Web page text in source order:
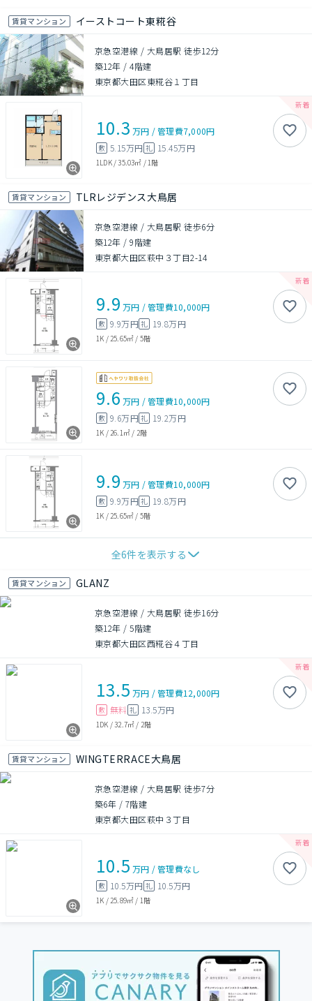
賃貸マンション イーストコート東糀谷
京急空港線 / 大鳥居駅 徒歩12分
築12年 /4階建
東京都大田区東糀谷１丁目
10.3 万円 /管理費7,000円
敷 5.15万円 礼 15.45万円
1LDK/35.03㎡ / 1階
賃貸マンション TLRレジデンス大鳥居
京急空港線 / 大鳥居駅 徒歩6分
築12年 /9階建
東京都大田区萩中３丁目2-14
9.9 万円 /管理費10,000円
敷 9.9万円礼 19.8万円
1K / 25.65㎡ / 5階
9.6 万円 /管理費10,000円
敷 9.6万円礼 19.2万円
1K /26.1㎡ / 2階
9.9 万円 /管理費10,000円
敷 9.9万円礼 19.8万円
1K / 25.65㎡ / 5階
全6件を表示する
賃貸マンション GLANZ
京急空港線 / 大鳥居駅 徒歩16分
築12年 /5階建
東京都大田区西糀谷４丁目
13.5 万円 /管理費12,000円
敷 無料 礼 13.5万円
1DK /32.7㎡ / 2階
賃貸マンション WINGTERRACE大鳥居
京急空港線 / 大鳥居駅 徒歩7分
築6年 / 7階建
東京都大田区萩中３丁目
10.5 万円 /管理費なし
敷 10.5万円 礼 10.5万円
1K / 25.89㎡ / 1階